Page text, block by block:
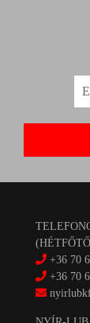
+36 70
+36 70